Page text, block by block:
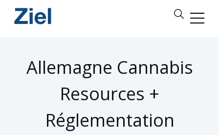
Allemagne Cannabis
Resources +
Réglementation